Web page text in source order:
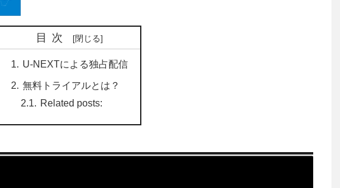
目次
U-NEXTによる独占配信
無料トライアルとは？
Related posts: